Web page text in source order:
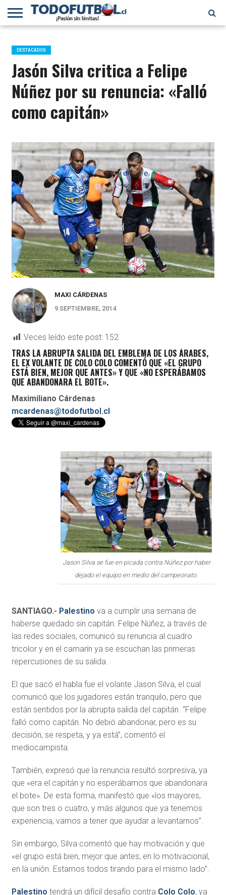
PRIMERA
B
SELECCIÓN
CHILENA
CHILENOS
EN EL
MUNDO
FÚTBOL
INTERNACIONAL
DESTACADOS
Jasón Silva critica a Felipe
Núñez por su renuncia: «Falló
como capitán»
MAXI CÁRDENAS
9 SEPTIEMBRE, 2014
Veces leído este post: 152
TRAS LA ABRUPTA SALIDA DEL EMBLEMA DE LOS ÁRABES,
EL EX VOLANTE DE COLO COLO COMENTÓ QUE «EL GRUPO
ESTÁ BIEN, MEJOR QUE ANTES» Y QUE «NO ESPERÁBAMOS
QUE ABANDONARA EL BOTE».
Maximiliano Cárdenas
mcardenas@todofutbol.cl
Jason Silva se fue en picada contra Núñez por haber
dejado el equipo en medio del campeonato.
SANTIAGO.- Palestino va a cumplir una semana de
haberse quedado sin capitán. Felipe Núñez, a través de
las redes sociales, comunicó su renuncia al cuadro
tricolor y en el camarín ya se escuchan las primeras
repercusiones de su salida.
El que sacó el habla fue el volante Jason Silva, el cual
comunicó que los jugadores están tranquilo, pero que
están sentidos por la abrupta salida del capitán. “Felipe
falló como capitán. No debió abandonar, pero es su
decisión, se respeta, y ya está”, comentó el
mediocampista.
También, expresó que la renuncia resultó sorpresiva, ya
que «era el capitán y no esperábamos que abandonara
el bote». De esta forma, manifestó que «los mayores,
que son tres o cuatro, y más algunos que ya tenemos
experiencia, vamos a tener que ayudar a levantarnos”.
Sin embargo, Silva comentó que hay motivación y que
«el grupo está bien, mejor que antes; en lo motivacional,
en la unión. Estamos todos tirando para el mismo lado”.
Palestino tendrá un difícil desafío contra Colo Colo, ya